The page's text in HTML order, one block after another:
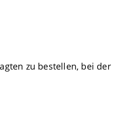
zu bestellen, bei der